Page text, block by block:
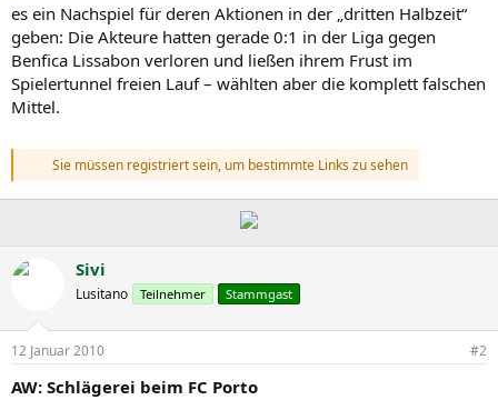
es ein Nachspiel für deren Aktionen in der „dritten Halbzeit“
geben: Die Akteure hatten gerade 0:1 in der Liga gegen
Benfica Lissabon verloren und ließen ihrem Frust im
Spielertunnel freien Lauf – wählten aber die komplett falschen
Mittel.
Sie müssen registriert sein, um bestimmte Links zu sehen
Sivi
Lusitano Teilnehmer Stammgast
12 Januar 2010 #2
AW: Schlägerei beim FC Porto